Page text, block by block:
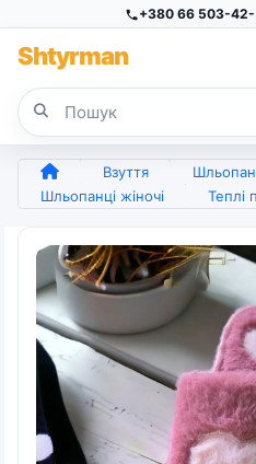
+380 66 503-
Shtyrman
Взуття
Шльопанці жіночі
Теплі пухнасті